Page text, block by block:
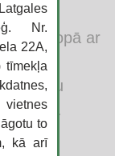
, lai kopā ar
Nr.
22A,
tīmekļa
to
kā arī